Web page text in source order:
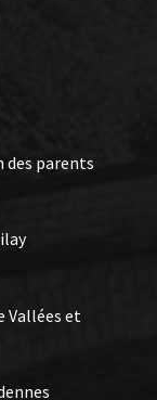
des parents
Vallées et